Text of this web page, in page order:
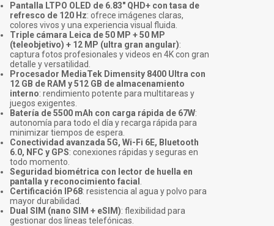
Pantalla LTPO OLED de 6.83" QHD+ con tasa de
refresco de 120 Hz: ofrece imágenes claras,
colores vivos y una experiencia visual fluida.
Triple cámara Leica de 50 MP + 50 MP
(teleobjetivo) + 12 MP (ultra gran angular):
captura fotos profesionales y videos en 4K con gran
detalle y versatilidad.
Procesador MediaTek Dimensity 8400 Ultra con
12 GB de RAM y 512 GB de almacenamiento
interno: rendimiento potente para multitareas y
juegos exigentes.
Batería de 5500 mAh con carga rápida de 67W:
autonomía para todo el día y recarga rápida para
minimizar tiempos de espera.
Conectividad avanzada 5G, Wi-Fi 6E, Bluetooth
6.0, NFC y GPS: conexiones rápidas y seguras en
todo momento.
Seguridad biométrica con lector de huella en
pantalla y reconocimiento facial
Certificación IP68: resistencia al agua y polvo para
mayor durabilidad.
Dual SIM (nano SIM + eSIM): flexibilidad para
gestionar dos líneas telefónicas.